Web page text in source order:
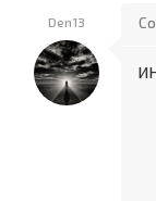
Den13